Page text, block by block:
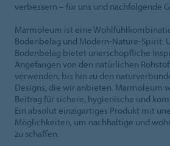
verbessern – für uns und nachfolgende
Marmoleum ist eine
Bodenbelag und Modern-Nature-Spirit.
Bodenbelag bietet unerschöpfliche
Angefangen von den natürlichen
verwenden, bis hin zu den
Designs, die wir anbieten. Marmoleum
Beitrag für sichere, hygienische und
Ein absolut einzigartiges Produkt mit
Möglichkeiten, um nachhaltige und
zu schaffen.